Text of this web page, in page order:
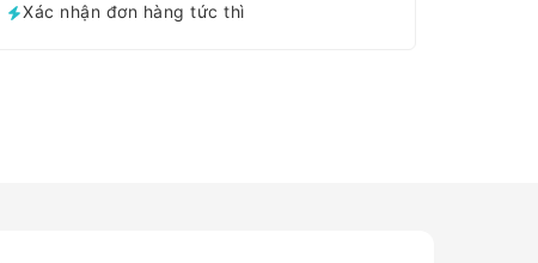
Xác nhận đơn hàng tức thì